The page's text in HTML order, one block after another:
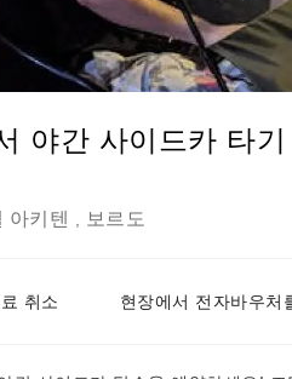
야간 사이드카 타기
아키텐 보르도
취소 현장에서 전자바우처